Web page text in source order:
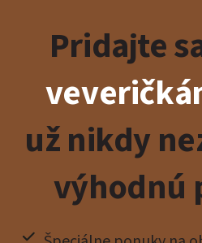
Pridajte
už nikdy
výhodnú